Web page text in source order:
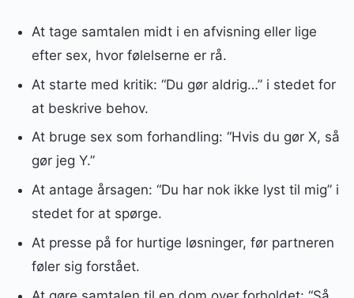
At tage samtalen midt i en afvisning eller lige
efter sex, hvor følelserne er rå.
At starte med kritik: “Du gør aldrig…” i stedet for
at beskrive behov.
At bruge sex som forhandling: “Hvis du gør X, så
gør jeg Y.”
At antage årsagen: “Du har nok ikke lyst til mig” i
stedet for at spørge.
At presse på for hurtige løsninger, før partneren
føler sig forstået.